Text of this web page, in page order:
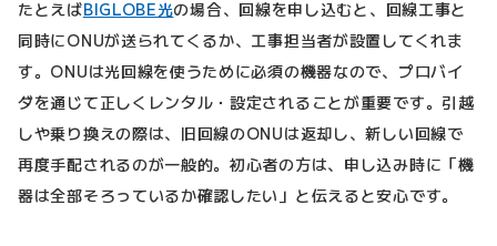
たとえばBIGLOBE光の場合、回線を申し込むと、回線工事と
同時にONUが送られてくるか、工事担当者が設置してくれま
す。ONUは光回線を使うために必須の機器なので、プロバイ
ダを通じて正しくレンタル・設定されることが重要です。引越
しや乗り換えの際は、旧回線のONUは返却し、新しい回線で
再度手配されるのが一般的。初心者の方は、申し込み時に「機
器は全部そろっているか確認したい」と伝えると安心です。